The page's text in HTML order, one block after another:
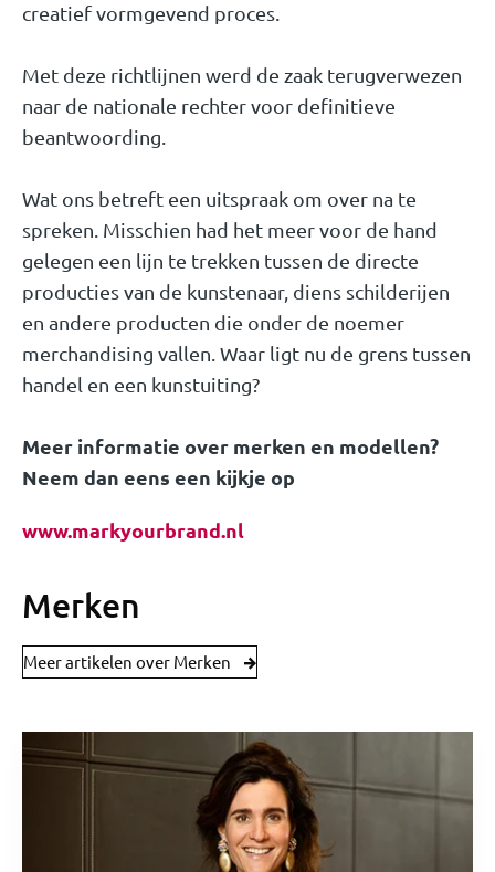
creatief vormgevend proces.
Met deze richtlijnen werd de zaak terugverwezen
naar de nationale rechter voor definitieve
beantwoording.
Wat ons betreft een uitspraak om over na te
spreken. Misschien had het meer voor de hand
gelegen een lijn te trekken tussen de directe
producties van de kunstenaar, diens schilderijen
en andere producten die onder de noemer
merchandising vallen. Waar ligt nu de grens tussen
handel en een kunstuiting?
Meer informatie over merken en modellen?
Neem dan eens een kijkje op
www.markyourbrand.nl
Merken
Meer artikelen over Merken